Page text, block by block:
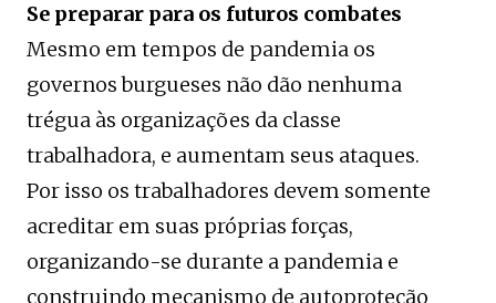
Se preparar para os futuros combates
Mesmo em tempos de pandemia os
governos burgueses não dão nenhuma
trégua às organizações da classe
trabalhadora, e aumentam seus ataques.
Por isso os trabalhadores devem somente
acreditar em suas próprias forças,
organizando-se durante a pandemia e
construindo mecanismo de autoproteção